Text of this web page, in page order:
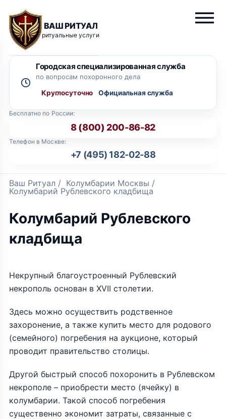
ВАШ РИТУАЛ
ритуальные услуги
Бесплатно по России:
8 (800) 200-86-82
Телефон в Москве:
+7 (495) 182-02-88
Городская специализированная служба
по вопросам похоронного дела
Круглосуточно
Ваш Ритуал / Колумбарии Москвы /
Колумбарий Рублевского кладбища
Колумбарий Рублевского
кладбища
Некрупный благоустроенный Рублевский
некрополь основан в XVII столетии.
Здесь можно осуществить родственное
захоронение, а также купить место для родового
(семейного) погребения на аукционе, который
проводит правительство столицы.
Другой быстрый способ похоронить в Рублевском
некрополе – приобрести место (ячейку) в
колумбарии. Такой способ погребения
существенно экономит затраты, связанные с